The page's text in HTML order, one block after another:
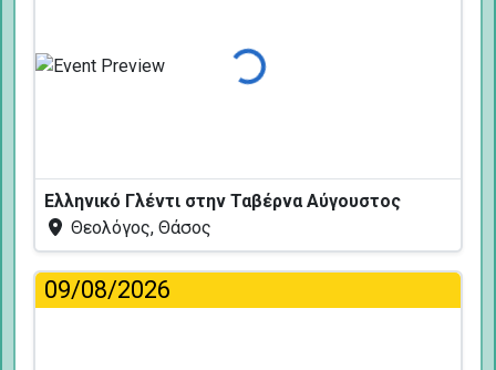
Φόρτωση...
Ελληνικό Γλέντι στην Ταβέρνα Αύγουστος
Θεολόγος, Θάσος
09/08/2026